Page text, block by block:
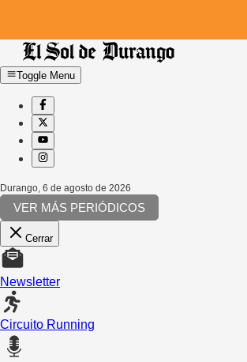
Toggle Menu
Durango 6 de agosto de 2026
VER MÁS PERIÓDICOS
Cerrar
Newsletter
Circuito Running